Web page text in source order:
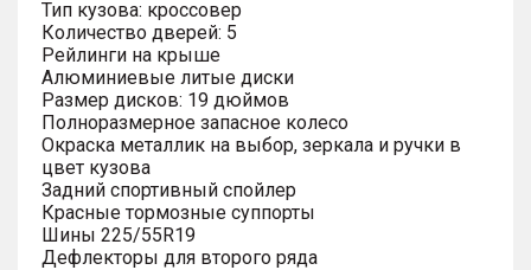
Тип кузова: кроссовер
Количество дверей: 5
Рейлинги на крыше
Алюминиевые литые диски
Размер дисков: 19 дюймов
Полноразмерное запасное колесо
Окраска металлик на выбор, зеркала и ручки в
цвет кузова
Задний спортивный спойлер
Красные тормозные суппорты
Шины 225/55R19
Дефлекторы для второго ряда